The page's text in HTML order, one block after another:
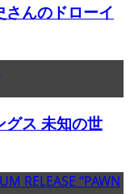
んのドローイ
グス 未知の世